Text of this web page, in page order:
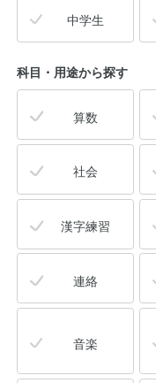
中学生
科目・用途から探す
算数
社会
漢字練習
連絡
音楽